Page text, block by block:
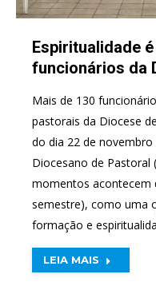
Espiritualidade
funcionários da
Mais de 130
pastorais da Diocese
do dia 22 de
Diocesano de Pastoral
momentos acontecem
semestre), como uma
formação e
LEIA MAIS